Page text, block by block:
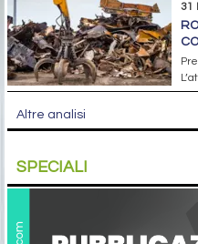
31
Altre analisi
SPECIALI